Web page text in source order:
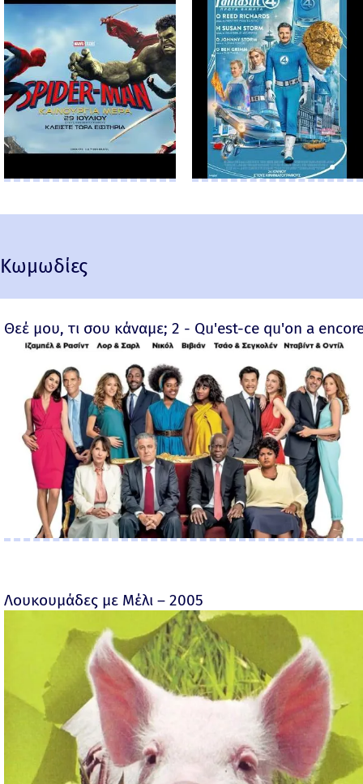
Κωμωδίες
Θεέ μου, τι σου κάναμε; 2 - Qu'est-ce qu'on a
Λουκουμάδες με Μέλι – 2005